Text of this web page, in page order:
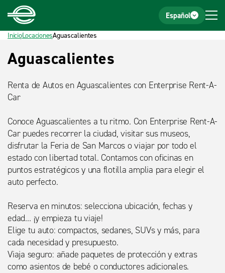
Inicio
Pie de página
Español
InicioLocacionesAguascalientes
Título
Aguascalientes
Renta de Autos en Aguascalientes con Enterprise Rent-A-
Car
Conoce Aguascalientes a tu ritmo. Con Enterprise Rent-A-
Car puedes recorrer la ciudad, visitar sus museos,
disfrutar la Feria de San Marcos o viajar por todo el
estado con libertad total. Contamos con oficinas en
puntos estratégicos y una flotilla amplia para elegir el
auto perfecto.
Reserva en minutos: selecciona ubicación, fechas y
edad… ¡y empieza tu viaje!
Elige tu auto: compactos, sedanes, SUVs y más, para
cada necesidad y presupuesto.
Viaja seguro: añade paquetes de protección y extras
como asientos de bebé o conductores adicionales.